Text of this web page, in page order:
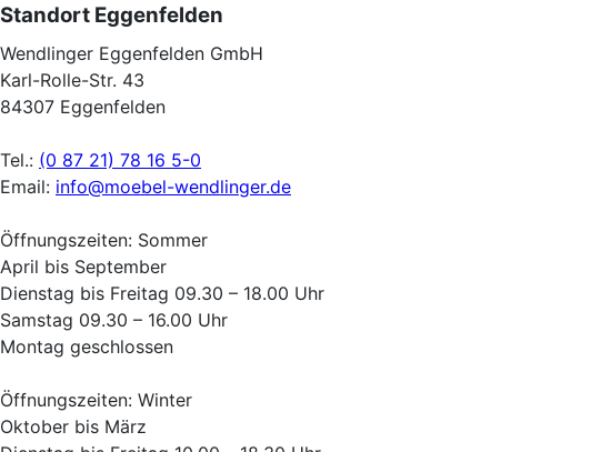
Standort Eggenfelden
Wendlinger Eggenfelden GmbH
Karl-Rolle-Str. 43
84307 Eggenfelden
Tel.: (0 87 21) 78 16 5-0
Email: info@moebel-wendlinger.de
Öffnungszeiten: Sommer
April bis September
Dienstag bis Freitag 09.30 – 18.00 Uhr
Samstag 09.30 – 16.00 Uhr
Montag geschlossen
Öffnungszeiten: Winter
Oktober bis März